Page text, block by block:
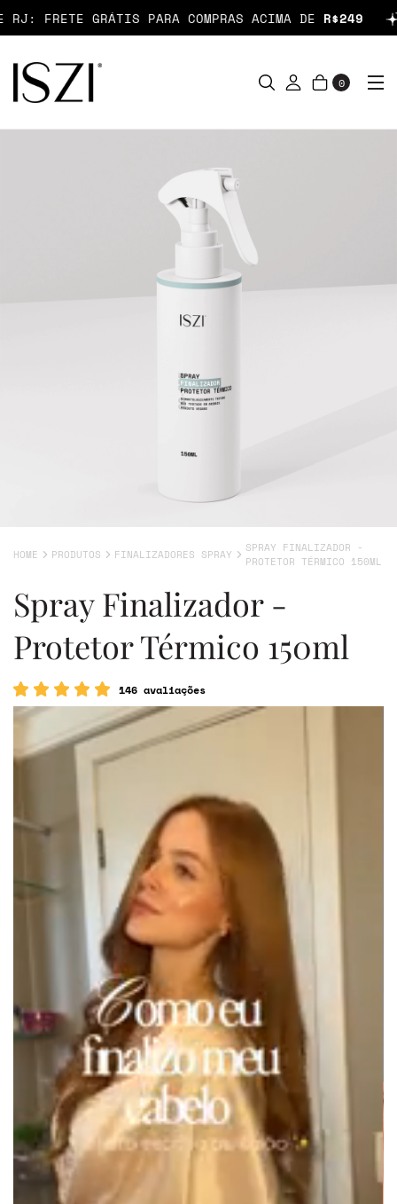
GRÁTIS PARA COMPRAS ACIMA DER$249
0
HOME PRODUTOS FINALIZADORES SPRAY
SPRAY FINALIZADOR -
PROTETOR TÉRMICO 150ML
Spray Finalizador -
Protetor Térmico 150ml
146 avaliações